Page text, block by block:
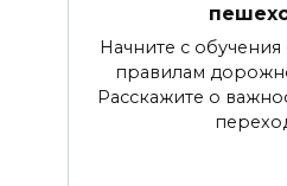
Начните с
правилам
Расскажите о